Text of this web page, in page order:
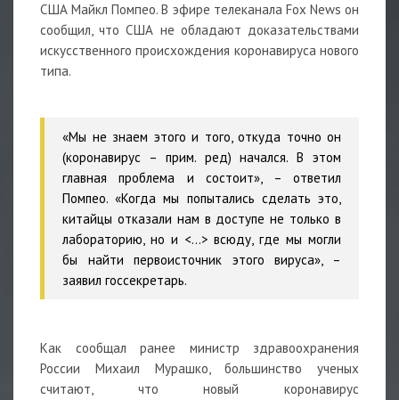
США Майкл Помпео. В эфире телеканала Fox News он
сообщил, что США не обладают доказательствами
искусственного происхождения коронавируса нового
типа.
«Мы не знаем этого и того, откуда точно он
(коронавирус – прим. ред) начался. В этом
главная проблема и состоит», – ответил
Помпео. «Когда мы попытались сделать это,
китайцы отказали нам в доступе не только в
лабораторию, но и <...> всюду, где мы могли
бы найти первоисточник этого вируса», –
заявил госсекретарь.
Как сообщал ранее министр здравоохранения
России Михаил Мурашко, большинство ученых
считают, что новый коронавирус